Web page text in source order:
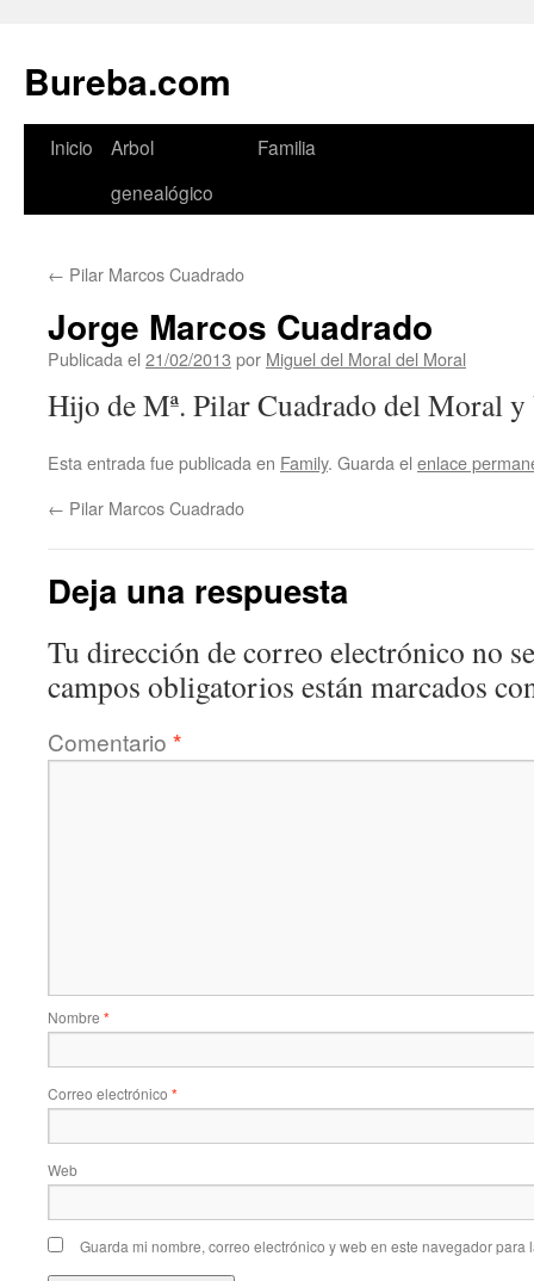
Bureba.com
Saltar
Inicio
Arbol
genealógico
Familia
← Pilar Marcos Cuadrado
Jorge Marcos Cuadrado
Publicada el 21/02/2013 por Miguel del Moral del Moral
Hijo de Mª. Pilar Cuadrado del Moral
Esta entrada fue publicada en Family. Guarda el enlace
← Pilar Marcos Cuadrado
Deja una respuesta
Tu dirección de correo electrónico no
campos obligatorios están marcados
Comentario *
Nombre *
Correo electrónico *
Web
Guarda mi nombre, correo electrónico y web en este navegador para